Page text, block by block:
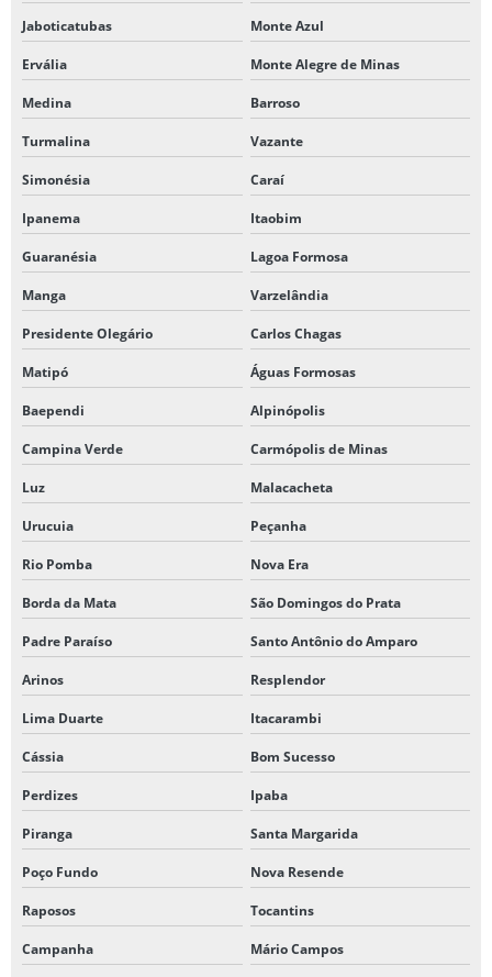
Jaboticatubas Monte Azul
Ervália Monte Alegre de Minas
Medina Barroso
Turmalina Vazante
Simonésia Caraí
Ipanema Itaobim
Guaranésia Lagoa Formosa
Manga Varzelândia
Presidente Olegário Carlos Chagas
Matipó Águas Formosas
Baependi Alpinópolis
Campina Verde Carmópolis de Minas
Luz Malacacheta
Urucuia Peçanha
Rio Pomba Nova Era
Borda da Mata São Domingos do Prata
Padre Paraíso Santo Antônio do Amparo
Arinos Resplendor
Lima Duarte Itacarambi
Cássia Bom Sucesso
Perdizes Ipaba
Piranga Santa Margarida
Poço Fundo Nova Resende
Raposos Tocantins
Campanha Mário Campos